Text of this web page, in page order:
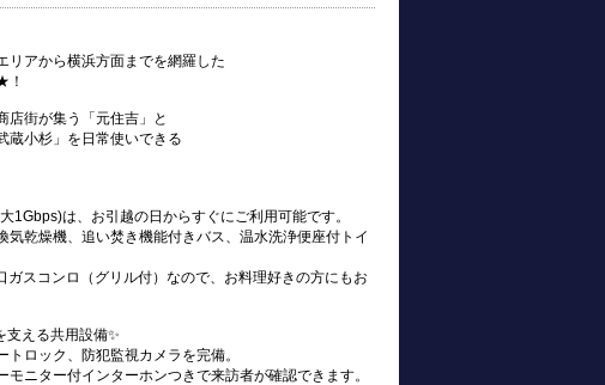
リアから横浜方面までを網羅した
！
店街が集う「元住吉」と
蔵小杉」を日常使いできる
1Gbps)は、お引越の日からすぐにご利用可能です。
気乾燥機、追い焚き機能付きバス、温水洗浄便座付トイ
ガスコンロ（グリル付）なので、お料理好きの方にもお
支える共用設備✨
トロック、防犯監視カメラを完備。
モニター付インターホンつきで来訪者が確認できます。